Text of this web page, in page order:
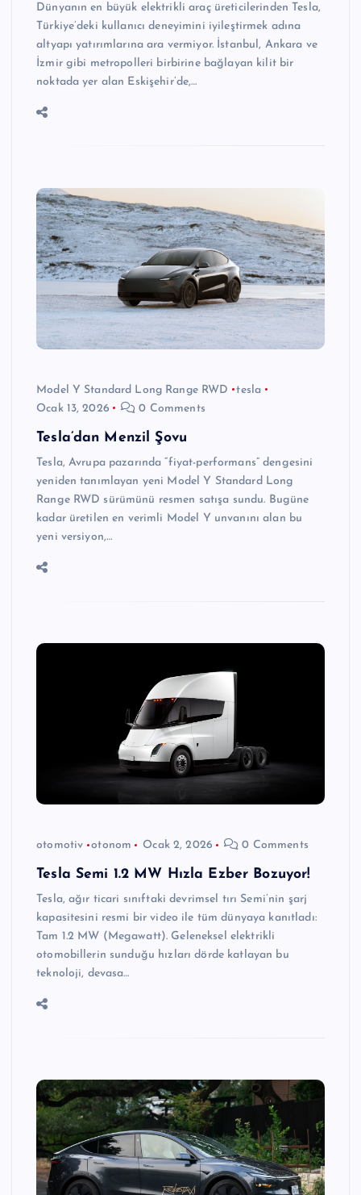
Dünyanın en büyük elektrikli araç üreticilerinden Tesla,
Türkiye’deki kullanıcı deneyimini iyileştirmek adına
altyapı yatırımlarına ara vermiyor. İstanbul, Ankara ve
İzmir gibi metropolleri birbirine bağlayan kilit bir
noktada yer alan Eskişehir’de,…
Model Y Standard Long Range RWD
tesla
Ocak 13, 2026
0 Comments
Tesla’dan Menzil Şovu
Tesla, Avrupa pazarında “fiyat-performans” dengesini
yeniden tanımlayan yeni Model Y Standard Long
Range RWD sürümünü resmen satışa sundu. Bugüne
kadar üretilen en verimli Model Y unvanını alan bu
yeni versiyon,…
otomotiv otonom Ocak 2, 2026 0 Comments
Tesla Semi 1.2 MW Hızla Ezber Bozuyor!
Tesla, ağır ticari sınıftaki devrimsel tırı Semi’nin şarj
kapasitesini resmi bir video ile tüm dünyaya kanıtladı:
Tam 1.2 MW (Megawatt). Geleneksel elektrikli
otomobillerin sunduğu hızları dörde katlayan bu
teknoloji, devasa…